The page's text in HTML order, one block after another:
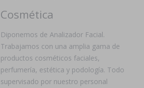
Cosmética
Diponemos de Analizador Facial.
Trabajamos con una amplia gama de
productos cosméticos faciales,
perfumería, estética y podología. Todo
supervisado por nuestro personal